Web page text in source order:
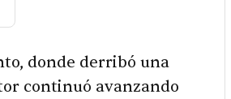
donde derribó una
continuó avanzando